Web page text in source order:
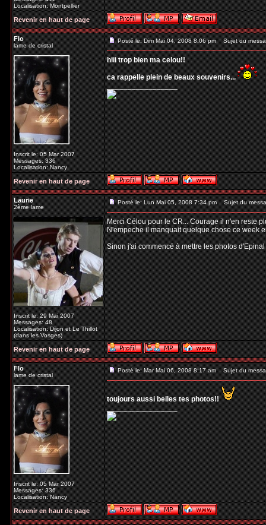
Localisation: Montpellier
Revenir en haut de page
Flo
lame de cristal
Inscrit le: 05 Mar 2007
Messages: 336
Localisation: Nancy
Posté le: Dim Mai 04, 2008 8:06 pm Sujet du
hiii trop bien ma celou!!
ca rappelle plein de beaux souvenirs...
_________________
Revenir en haut de page
Laurie
2ème lame
Inscrit le: 29 Mai 2007
Messages: 48
Localisation: Dijon et Le Thillot
(dans les Vosges)
Posté le: Lun Mai 05, 2008 7:34 pm Sujet du
Merci Célou pour le CR... Courage il n'en reste
N'empeche il manquait quelque chose ce week
Sinon j'ai commencé à mettre les photos
Revenir en haut de page
Flo
lame de cristal
Inscrit le: 05 Mar 2007
Messages: 336
Localisation: Nancy
Posté le: Mar Mai 06, 2008 8:17 am Sujet du
toujours aussi belles tes photos!!
_________________
Revenir en haut de page